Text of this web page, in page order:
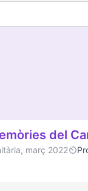
del
març 2022